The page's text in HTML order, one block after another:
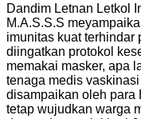
Dandim Letnan Letkol
M.A.S.S.S
imunitas kuat terhindar
diingatkan protokol
memakai masker, apa
tenaga medis
disampaikan oleh para
tetap wujudkan warga